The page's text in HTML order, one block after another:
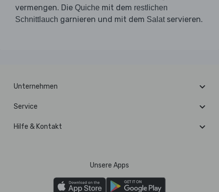
vermengen. Die Quiche mit dem restlichen
Schnittlauch garnieren und mit dem Salatservieren.
Unternehmen
Service
Hilfe & Kontakt
Unsere Apps